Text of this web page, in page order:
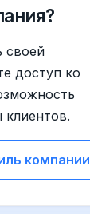
своей
доступ ко
клиентов.
компании